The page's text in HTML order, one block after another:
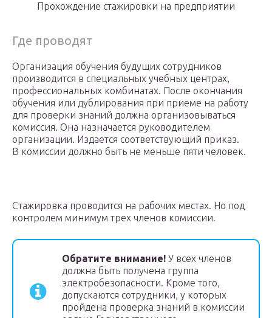
Прохождение стажировки на предприятии
Где проводят
Организация обучения будущих сотрудников
производится в специальных учебных центрах,
профессиональных комбинатах. После окончания
обучения или дублирования при приеме на работу
для проверки знаний должна организовываться
комиссия. Она назначается руководителем
организации. Издается соответствующий приказ.
В комиссии должно быть не меньше пяти человек.
Стажировка проводится на рабочих местах. Но под
контролем минимум трех членов комиссии.
Обратите внимание! У всех членов
должна быть получена группа
электробезопасности. Кроме того,
допускаются сотрудники, у которых
пройдена проверка знаний в комиссии